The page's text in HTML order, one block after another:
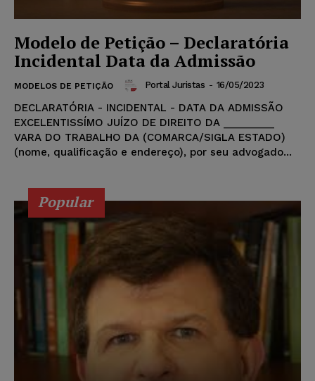
Modelo de Petição – Declaratória
Incidental Data da Admissão
MODELOS DE PETIÇÃO Portal Juristas - 16/05/2023
DECLARATÓRIA - INCIDENTAL - DATA DA ADMISSÃO
EXCELENTISSÍMO JUÍZO DE DIREITO DA _________
VARA DO TRABALHO DA (COMARCA/SIGLA ESTADO)
(nome, qualificação e endereço), por seu advogado...
Popular